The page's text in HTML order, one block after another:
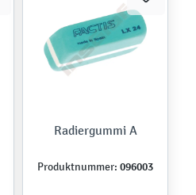
Radiergummi A
Produktnummer: 096003